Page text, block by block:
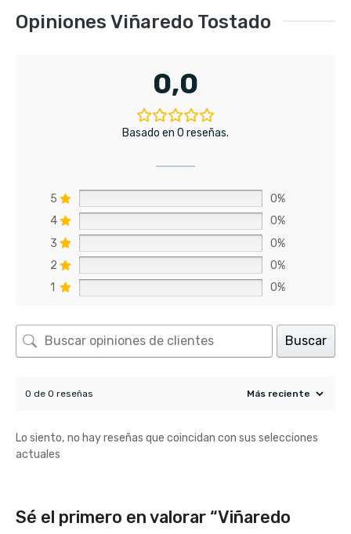
Opiniones Viñaredo Tostado
0,0
Basado en 0 reseñas.
5
0%
4
0%
3
0%
2
0%
1
0%
Buscar
0 de 0 reseñas
Lo siento, no hay reseñas que coincidan con sus selecciones
actuales
Sé el primero en valorar “Viñaredo